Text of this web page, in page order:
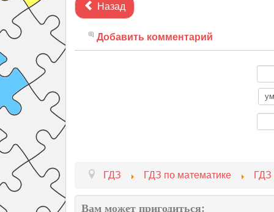
Назад
Добавить комментарий
ГДЗ ГДЗ по математике ГДЗ
Вам может пригодиться: